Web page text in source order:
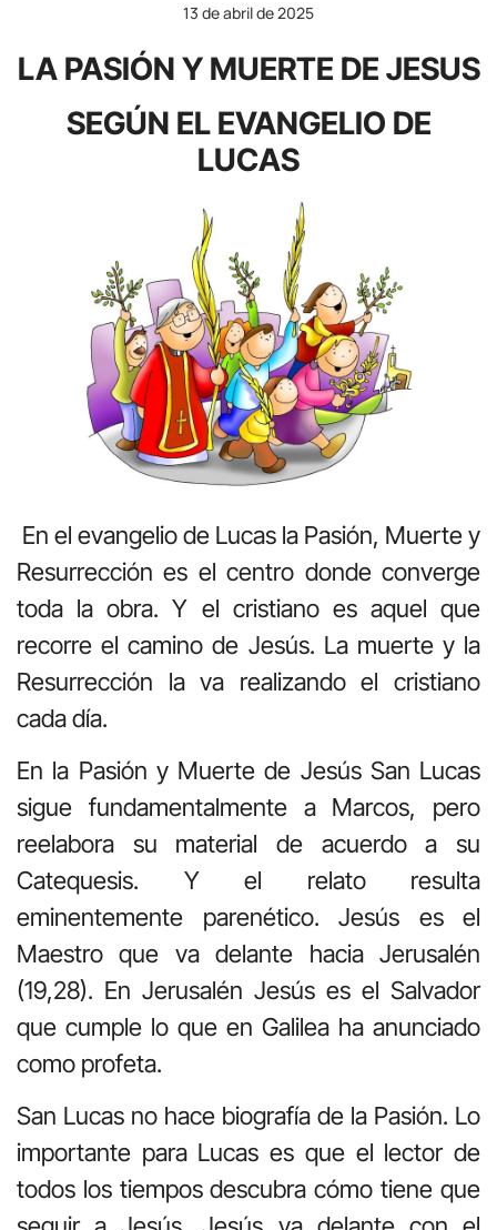
13 de abril de 2025
LA PASIÓN Y MUERTE DE JESUS
SEGÚN EL EVANGELIO DE
LUCAS
En el evangelio de Lucas la Pasión, Muerte y
Resurrección es el centro donde converge
toda la obra. Y el cristiano es aquel que
recorre el camino de Jesús. La muerte y la
Resurrección la va realizando el cristiano
cada día.
En la Pasión y Muerte de Jesús San Lucas
sigue fundamentalmente a Marcos, pero
reelabora su material de acuerdo a su
Catequesis. Y el relato resulta
eminentemente parenético. Jesús es el
Maestro que va delante hacia Jerusalén
(19,28). En Jerusalén Jesús es el Salvador
que cumple lo que en Galilea ha anunciado
como profeta.
San Lucas no hace biografía de la Pasión. Lo
importante para Lucas es que el lector de
todos los tiempos descubra cómo tiene que